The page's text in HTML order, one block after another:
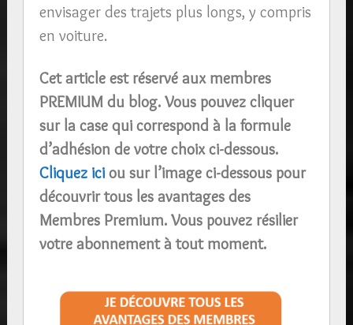
envisager des trajets plus longs, y compris
en voiture.
Cet article est réservé aux membres
PREMIUM du blog. Vous pouvez cliquer
sur la case qui correspond à la formule
d’adhésion de votre choix ci-dessous.
Cliquez iciou sur l’image ci-dessous pour
découvrir tous les avantages des
Membres Premium. Vous pouvez résilier
votre abonnement à tout moment.